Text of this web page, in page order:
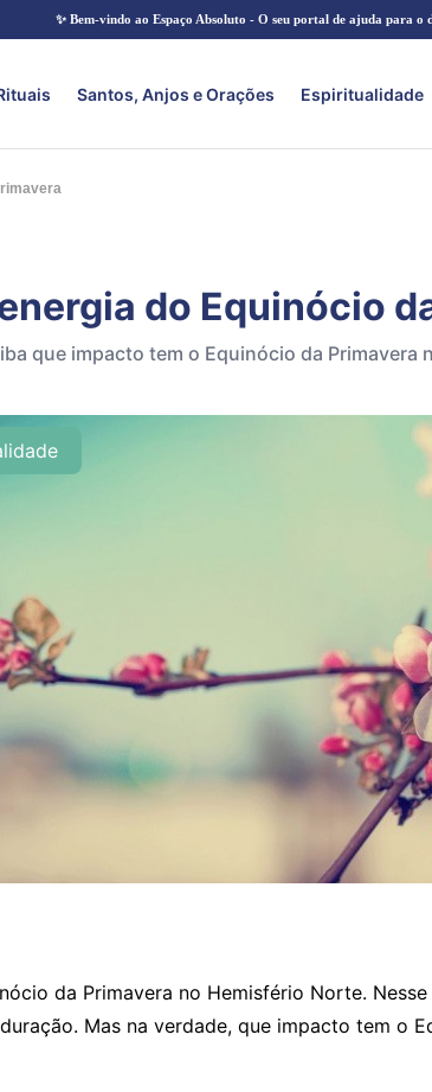
✨ Bem-vindo ao Espaço Absoluto - O seu portal de ajuda para o
Santos, Anjos e Orações Espiritualidade
do Equinócio
que impacto tem o Equinócio da Primavera
da Primavera no Hemisfério Norte.
Mas na verdade, que impacto tem o